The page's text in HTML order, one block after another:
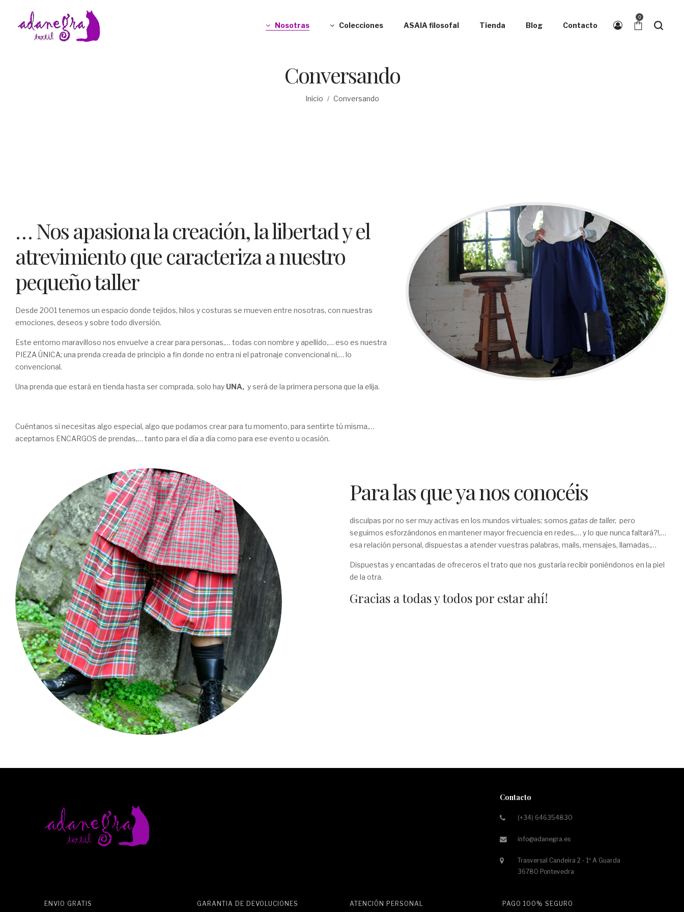
Nosotras Colecciones ASAIA filosofal Tienda Blog Contacto
0
Conversando
Inicio / Conversando
… Nos apasiona la creación, la libertad y el
atrevimiento que caracteriza a nuestro
pequeño taller
Desde 2001 tenemos un espacio donde tejidos, hilos y costuras se mueven entre nosotras, con nuestras
emociones, deseos y sobre todo diversión.
Este entorno maravilloso nos envuelve a crear para personas,… todas con nombre y apellido,… eso es nuestra
PIEZA ÚNICA; una prenda creada de principio a fin donde no entra ni el patronaje convencional ni,… lo
convencional.
Una prenda que estará en tienda hasta ser comprada, solo hay UNA, y será de la primera persona que la elija.
Cuéntanos si necesitas algo especial, algo que podamos crear para tu momento, para sentirte tú misma,…
aceptamos ENCARGOS de prendas,… tanto para el día a día como para ese evento u ocasión.
Para las que ya nos conocéis
disculpas por no ser muy activas en los mundos virtuales; somos gatas de taller, pero
seguimos esforzándonos en mantener mayor frecuencia en redes,… y lo que nunca faltará?!,…
esa relación personal, dispuestas a atender vuestras palabras, mails, mensajes, llamadas,…
Dispuestas y encantadas de ofreceros el trato que nos gustaría recibir poniéndonos en la piel
de la otra.
Gracias a todas y todos por estar ahí!
Contacto
(+34) 646354830
info@adanegra.es
Trasversal Candeira 2 - 1º A Guarda
36780 Pontevedra
ENVIO GRATIS GARANTIA DE DEVOLUCIONES ATENCIÓN PERSONAL PAGO 100% SEGURO